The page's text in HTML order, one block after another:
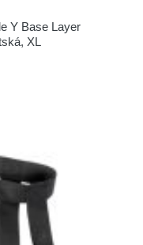
Y Base Layer
XL